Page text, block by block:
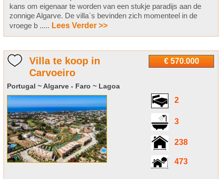
kans om eigenaar te worden van een stukje paradijs aan de
zonnige Algarve. De villa`s bevinden zich momenteel in de
vroege b ..... Lees Verder >>
€ 570.000
Villa te koop in
Carvoeiro
Portugal ~ Algarve - Faro ~ Lagoa
2
3
238
473